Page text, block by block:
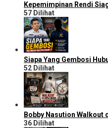
Kepemimpinan Rendi
57 Dilihat
Siapa Yang Gembosi
52 Dilihat
Bobby Nasution Walkout
36 Dilihat